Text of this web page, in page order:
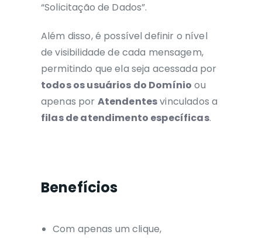
“Solicitação de Dados”.
Além disso, é possível definir o nível
de visibilidade de cada mensagem,
permitindo que ela seja acessada por
todos os usuários do Domínio ou
apenas por Atendentesvinculados a
filas de atendimento específicas.
Benefícios
Com apenas um clique,